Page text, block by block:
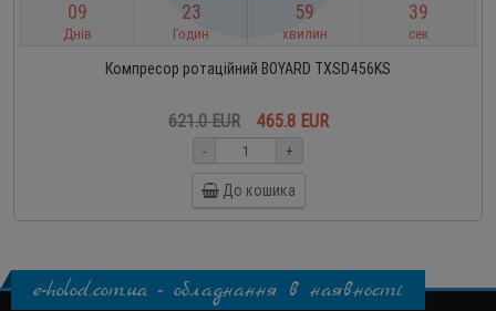
09
Днів
23
Годин
59
хвилин
38
сек
Компресор ротаційний BOYARD TXSD456KS
621.0 EUR 465.8 EUR
- +
До кошика
e-holod.com.ua - обладнання в наявності